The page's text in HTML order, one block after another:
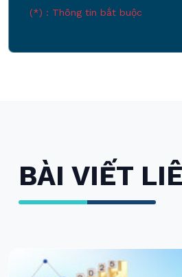
(*) : Thông tin bắt buộc
BÀI VIẾT